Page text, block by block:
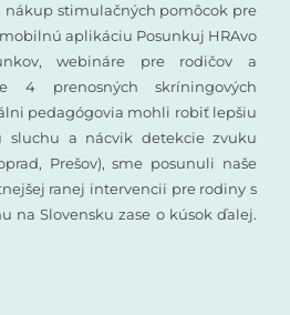
nákup stimulačných pomôcok pre
aplikáciu Posunkuj HRAvo
webináre pre rodičov a
4 prenosných skríningových
pedagógovia mohli robiť lepšiu
sluchu a nácvik detekcie zvuku
Prešov), sme posunuli naše
ranej intervencii pre rodiny s
na Slovensku zase o kúsok ďalej.